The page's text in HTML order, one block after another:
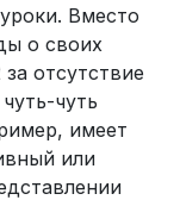
Вместо
о своих
отсутствие
чуть
имеет
или